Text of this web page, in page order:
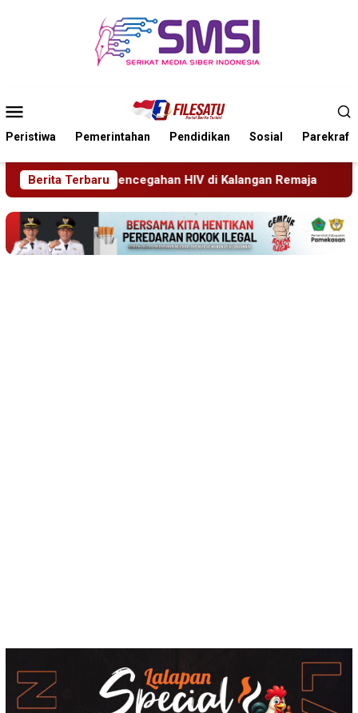
Mobile
Peristiwa Pemerintahan Pendidikan Sosial Parekraf
Berita Terbaru
HIV di Kalangan Remaja Pimrus Filesatu.co.id